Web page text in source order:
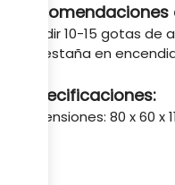
Añadir 10-15 gotas
la pestaña en
Especificaciones:
Dimensiones: 80 x 60